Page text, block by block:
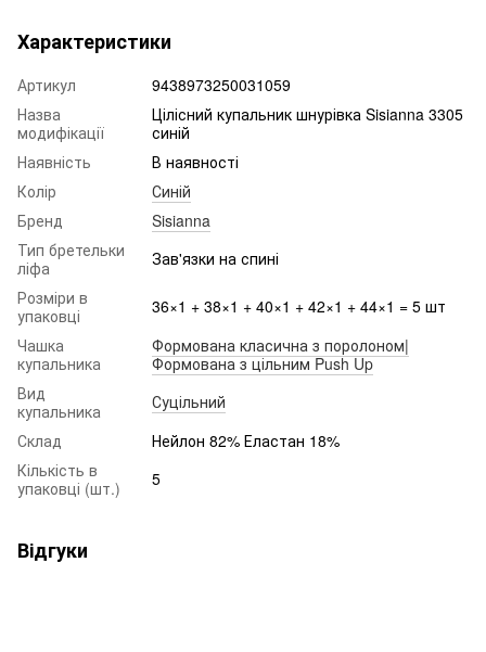
Характеристики
Артикул
9438973250031059
Назва
модифікації
Цілісний купальник шнурівка Sisianna 3305
синій
Наявність
В наявності
Колір
Синій
Бренд
Sisianna
Тип бретельки
ліфа
Зав'язки на спині
Розміри в
упаковці
36×1 + 38×1 + 40×1 + 42×1 + 44×1 = 5 шт
Чашка
купальника
Формована класична з поролоном|
Формована з цільним Push Up
Вид
купальника
Суцільний
Склад
Нейлон 82% Еластан 18%
Кількість в
упаковці (шт.)
5
Відгуки